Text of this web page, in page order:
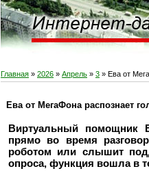
Главная » 2026 » Апрель » 3 » Ева от
Ева от МегаФона распознает
Виртуальный помощник
прямо во время
роботом или слышит
опроса, функция вошла в